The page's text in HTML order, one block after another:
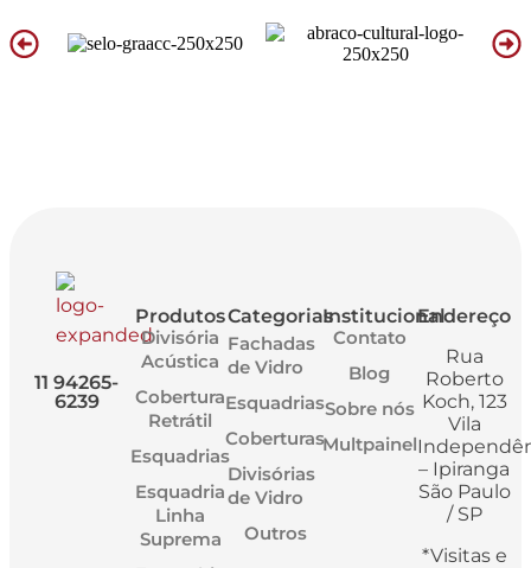
11 94265-
6239
Produtos
Divisória
Acústica
Cobertura
Retrátil
Esquadrias
Esquadria
Linha
Suprema
Categorias
Fachadas
de Vidro
Esquadrias
Coberturas
Divisórias
de Vidro
Outros
Institucional
Contato
Blog
Sobre nós
Multpainel
Endereço
Rua
Roberto
Koch, 123
Vila
– Ipiranga
São Paulo
/ SP
*Visitas e